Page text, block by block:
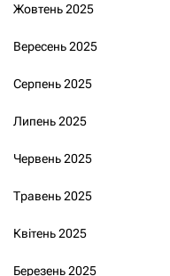
Жовтень 2025
Вересень 2025
Серпень 2025
Липень 2025
Червень 2025
Травень 2025
Квітень 2025
Березень 2025